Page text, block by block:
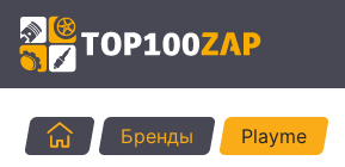
ГлавнаяБренды Playme